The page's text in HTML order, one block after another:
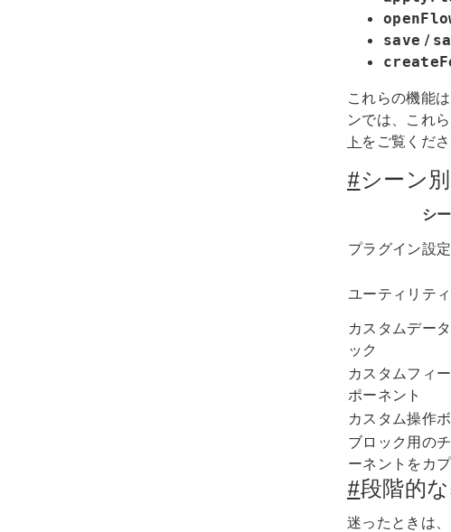
save /
これらの機能
ンでは、これ
ト をご覧くださ
#シーン
シ
プラグイン設
ユーティリテ
カスタムデー
ック
カスタムフィ
ポーネント
カスタム操作
ブロック用の
ーネントをカ
#段階的
迷ったときは